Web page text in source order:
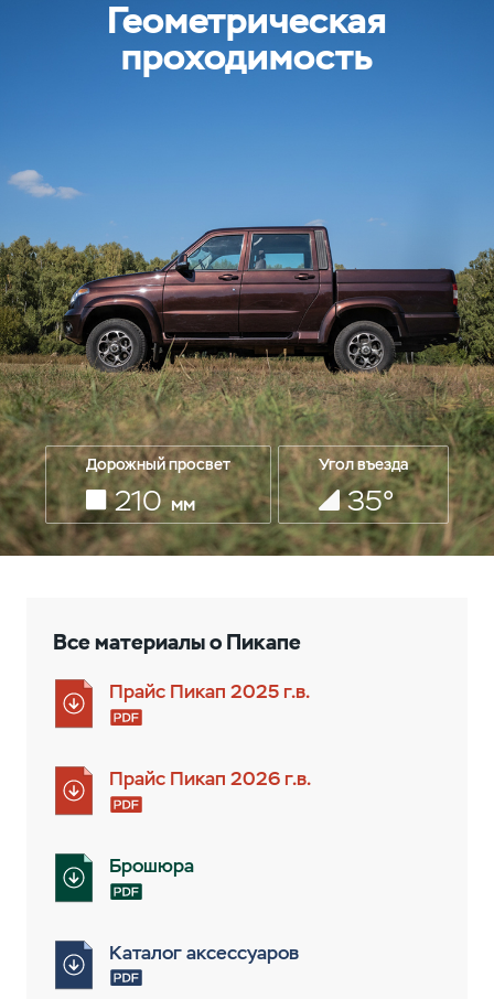
Геометрическая
проходимость
Дорожный просвет
210мм
Угол въезда
35°
Все материалы о Пикапe
Прайс Пикап 2025 г.в.
Прайс Пикап 2026 г.в.
Брошюра
Каталог аксессуаров